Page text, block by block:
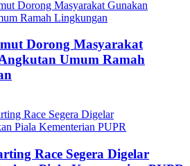
Dorong Masyarakat
Umum Ramah
Race Segera Digelar